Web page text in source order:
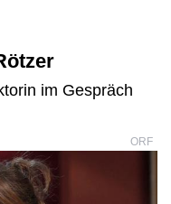
im Gespräch
ORF